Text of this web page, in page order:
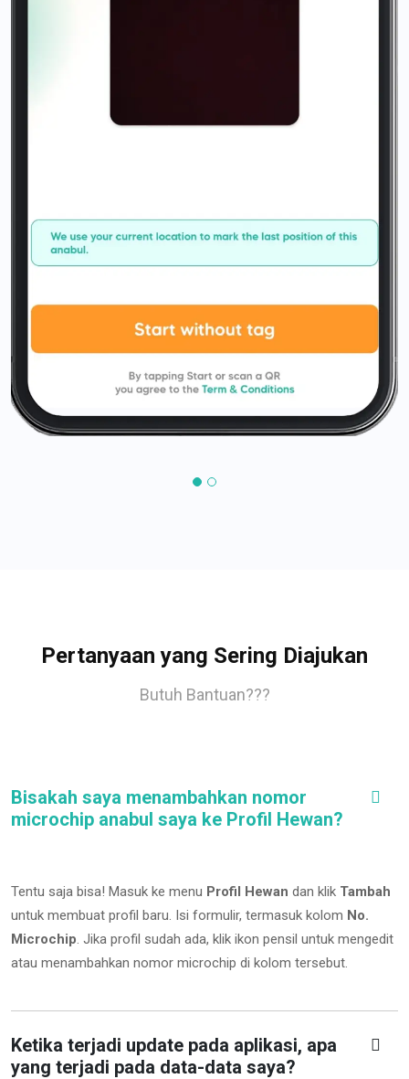
Pertanyaan yang Sering Diajukan
Butuh Bantuan???
Bisakah saya menambahkan nomor
microchip anabul saya ke Profil Hewan?
Tentu saja bisa! Masuk ke menu Profil Hewan dan klik Tambah
untuk membuat profil baru. Isi formulir, termasuk kolom No.
Microchip. Jika profil sudah ada, klik ikon pensil untuk mengedit
atau menambahkan nomor microchip di kolom tersebut.
Ketika terjadi update pada aplikasi, apa
yang terjadi pada data-data saya?